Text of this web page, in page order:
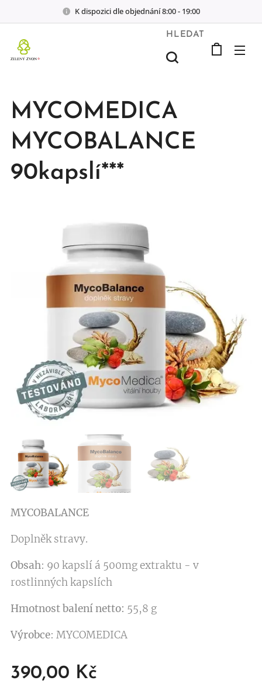
K dispozici dle objednání 8:00 - 19:00
HLEDAT
MYCOMEDICA
MYCOBALANCE
90kapslí***
MYCOBALANCE
Doplněk stravy.
Obsah: 90 kapslí á 500mg extraktu - v
rostlinných kapslích
Hmotnost balení netto: 55,8 g
Výrobce: MYCOMEDICA
390,00 Kč